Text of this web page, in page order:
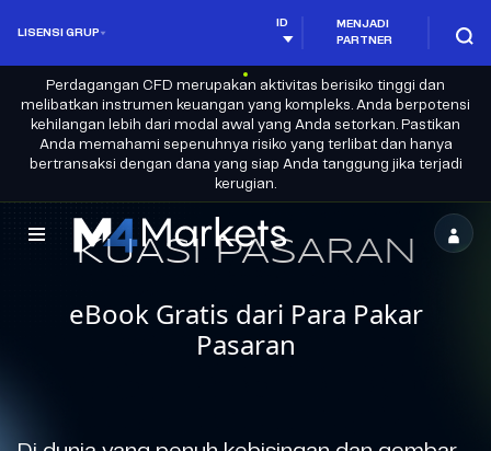
LISENSI GRUP
ID
MENJADI
PARTNER
Perdagangan CFD merupakan aktivitas berisiko tinggi dan
melibatkan instrumen keuangan yang kompleks. Anda berpotensi
kehilangan lebih dari modal awal yang Anda setorkan. Pastikan
Anda memahami sepenuhnya risiko yang terlibat dan hanya
bertransaksi dengan dana yang siap Anda tanggung jika terjadi
kerugian.
M4Markets
CFD
KUASI PASARAN
eBook Gratis dari Para Pakar
Pasaran